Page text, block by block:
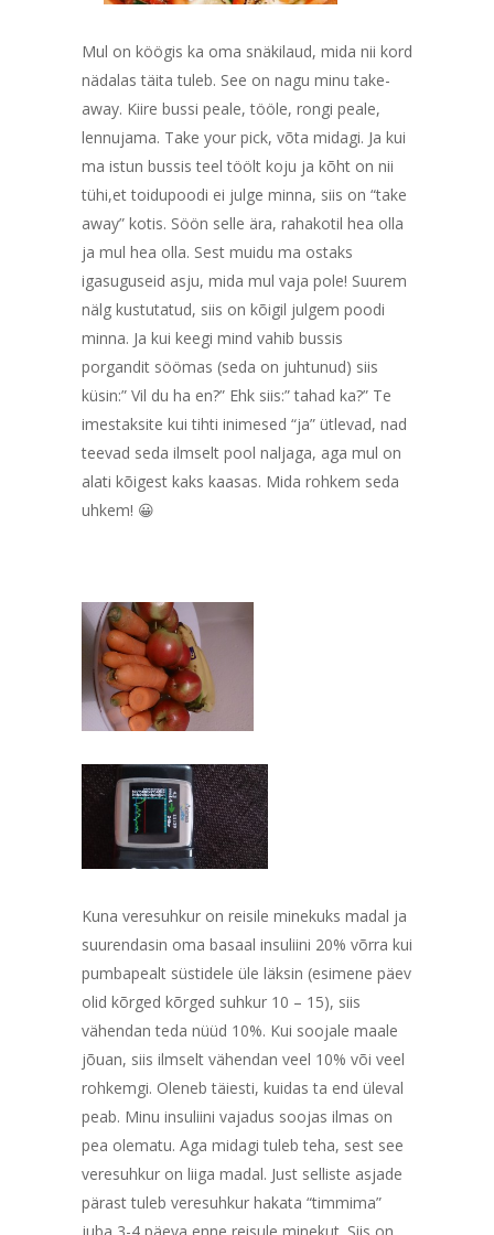
Mul on köögis ka oma snäkilaud, mida nii kord
nädalas täita tuleb. See on nagu minu take-
away. Kiire bussi peale, tööle, rongi peale,
lennujama. Take your pick, võta midagi. Ja kui
ma istun bussis teel töölt koju ja kõht on nii
tühi,et toidupoodi ei julge minna, siis on “take
away” kotis. Söön selle ära, rahakotil hea olla
ja mul hea olla. Sest muidu ma ostaks
igasuguseid asju, mida mul vaja pole! Suurem
nälg kustutatud, siis on kõigil julgem poodi
minna. Ja kui keegi mind vahib bussis
porgandit söömas (seda on juhtunud) siis
küsin:” Vil du ha en?” Ehk siis:” tahad ka?” Te
imestaksite kui tihti inimesed “ja” ütlevad, nad
teevad seda ilmselt pool naljaga, aga mul on
alati kõigest kaks kaasas. Mida rohkem seda
uhkem! 😀
Kuna veresuhkur on reisile minekuks madal ja
suurendasin oma basaal insuliini 20% võrra kui
pumbapealt süstidele üle läksin (esimene päev
olid kõrged kõrged suhkur 10 – 15), siis
vähendan teda nüüd 10%. Kui soojale maale
jõuan, siis ilmselt vähendan veel 10% või veel
rohkemgi. Oleneb täiesti, kuidas ta end üleval
peab. Minu insuliini vajadus soojas ilmas on
pea olematu. Aga midagi tuleb teha, sest see
veresuhkur on liiga madal. Just selliste asjade
pärast tuleb veresuhkur hakata “timmima”